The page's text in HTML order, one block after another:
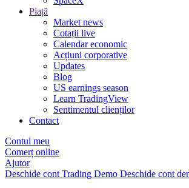
Piață
Market news
Cotații live
Calendar economic
Acțiuni corporative
Updates
Blog
US earnings season
Learn TradingView
Sentimentul clienților
Contact
Contul meu
Comerț online
Ajutor
Deschide cont Trading Demo Deschide cont